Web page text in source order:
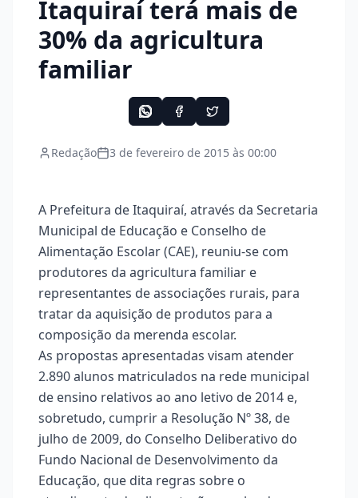
Itaquiraí terá mais de
30% da agricultura
familiar
Redação 3 de fevereiro de 2015 às 00:00
A Prefeitura de Itaquiraí, através da Secretaria
Municipal de Educação e Conselho de
Alimentação Escolar (CAE), reuniu-se com
produtores da agricultura familiar e
representantes de associações rurais, para
tratar da aquisição de produtos para a
composição da merenda escolar.
As propostas apresentadas visam atender
2.890 alunos matriculados na rede municipal
de ensino relativos ao ano letivo de 2014 e,
sobretudo, cumprir a Resolução Nº 38, de
julho de 2009, do Conselho Deliberativo do
Fundo Nacional de Desenvolvimento da
Educação, que dita regras sobre o